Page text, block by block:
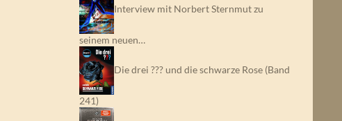
Interview mit Norbert Sternmut zu
seinem neuen…
Die drei ??? und die schwarze Rose (Band
241)